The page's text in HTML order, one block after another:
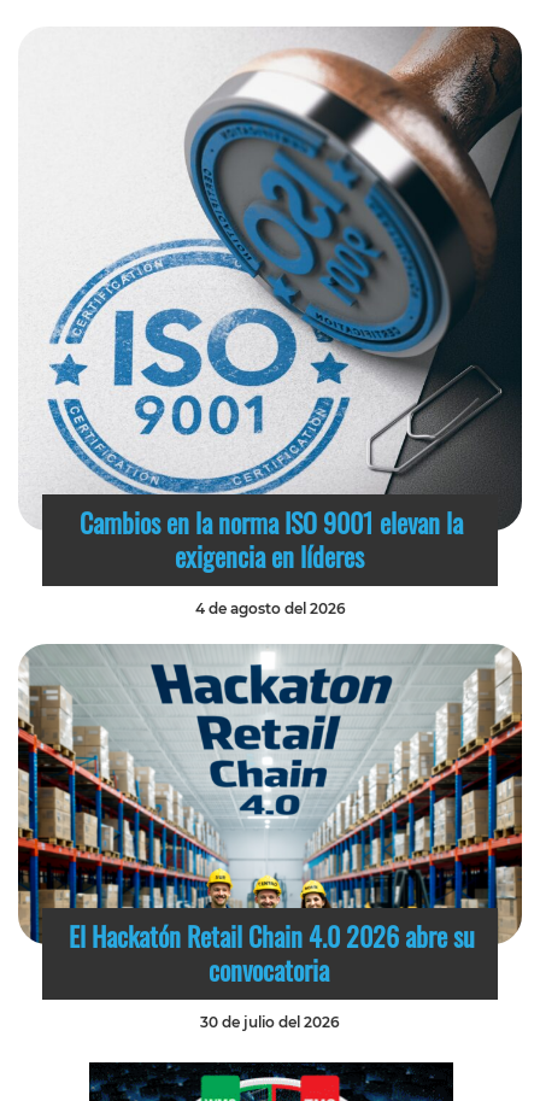
Cambios en la norma ISO 9001 elevan la
exigencia en líderes
4 de agosto del 2026
El Hackatón Retail Chain 4.0 2026 abre su
convocatoria
30 de julio del 2026